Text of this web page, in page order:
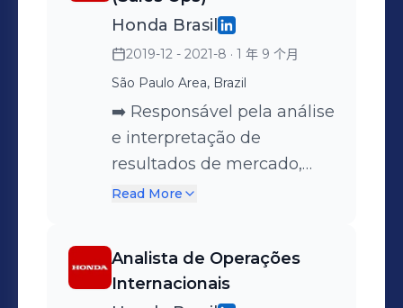
Melhoria contínua |
Planejamento estratégico |
Indicadores de
desempenho | Metas |
Gestão de produtividade |
Planejamento de
demanda | Processos
Gestão de operações
de estratégias comerciais.
➡️ Apoio à inovação de
processos e soluções para
otimização de fluxos
logísticos. ➡️ Competências
comportamentais:
Proatividade | Capacidade
analítica | Planejamento |
chave: Supply chain |
Planejamento de
desempenho de Sell Out e
Sell In, propondo ações
corretivas e melhorias. ➡️
Realizou estudos de
eficiência de vendas por
produto e análise de
mercado, levando em
consideração diferentes
produto e cluster. ➡️ Além
disso, preparou e
estratégias de compras e
sell-in. ➡️ Mapeamento de
processos e garantia de
manutenção de inventário
saudável. ➡️ Elaboração de
KPIs de vendas e análise
de resultados de
performance. ➡️
com áreas internas. ➡️
Apresentação de relatórios
Honda Brasil
2019-12 - 2021-8 · 1 年 9 个月
São Paulo Area, Brazil
➡️ Responsável pela análise
e interpretação de
resultados de mercado,
tanto interno quanto
em comparações de
resultados (plan vs real). ➡️
Read More
Analista de Operações
Internacionais